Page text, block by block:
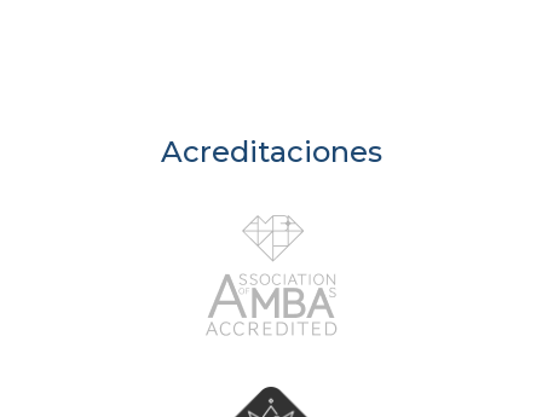
Acreditaciones